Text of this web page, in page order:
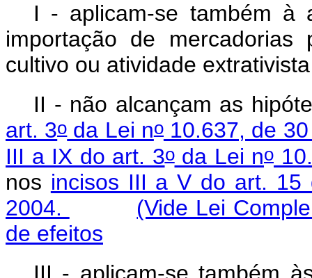
I - aplicam-se também à
importação de
cultivo ou atividade
II - não alcançam as
art. 3oda Lei no10.637, de
III a IX do art. 3oda Lei no
nos incisos III a V do art. 15
2004.
(Vide Lei
de efeitos